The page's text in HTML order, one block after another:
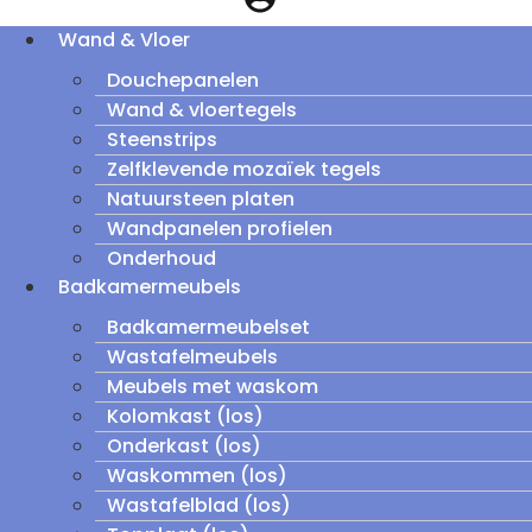
Wand & Vloer
Douchepanelen
Wand & vloertegels
Steenstrips
Zelfklevende mozaïek tegels
Natuursteen platen
Wandpanelen profielen
Onderhoud
Badkamermeubels
Badkamermeubelset
Wastafelmeubels
Meubels met waskom
Kolomkast (los)
Onderkast (los)
Waskommen (los)
Wastafelblad (los)